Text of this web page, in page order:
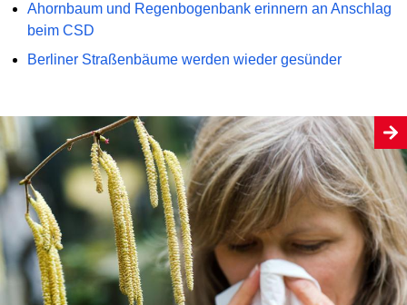
Ahornbaum und Regenbogenbank erinnern an Anschlag
beim CSD
Berliner Straßenbäume werden wieder gesünder